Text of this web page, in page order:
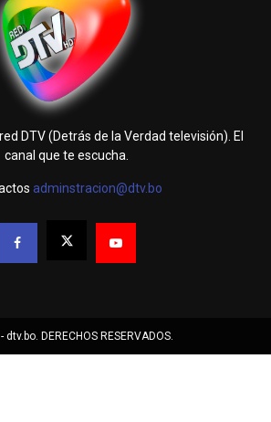
DTV (Detrás de la Verdad televisión). El
canal que te escucha.
adminstracion@dtv.bo
DERECHOS RESERVADOS.